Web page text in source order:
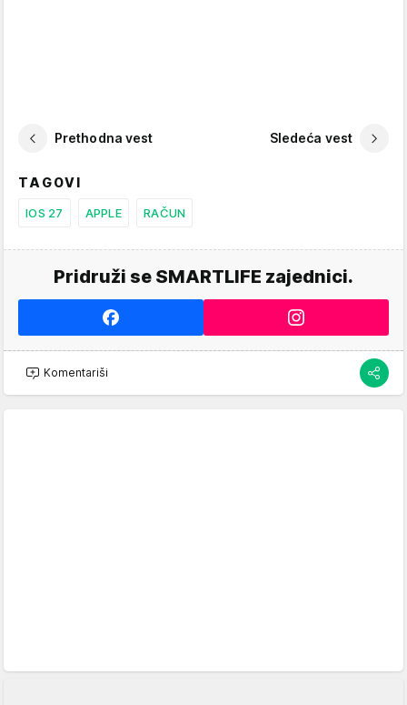
Prethodna vest Sledeća vest
TAGOVI
IOS 27 APPLE RAČUN
Pridruži se SMARTLIFE zajednici.
Komentariši